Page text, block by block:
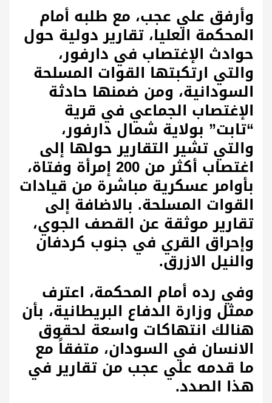
وأرفق علي عجب، مع طلبه أمام
المحكمة العليا، تقارير دولية حول
حوادث الإغتصاب في دارفور،
والتي ارتكبتها القوات المسلحة
السودانية، ومن ضمنها حادثة
الإغتصاب الجماعي في قرية
“تابت” بولاية شمال دارفور،
والتي تشير التقارير حولها إلى
اغتصاب أكثر من 200 إمرأة وفتاة،
بأوامر عسكرية مباشرة من قيادات
القوات المسلحة. بالاضافة إلى
تقارير موثقة عن القصف الجوي،
وإحراق القري في جنوب كردفان
والنيل الازرق.
وفي رده أمام المحكمة، اعترف
ممثل وزارة الدفاع البريطانية، بأن
هنالك انتهاكات واسعة لحقوق
الانسان في السودان، متفقاً مع
ما قدمه علي عجب من تقارير في
هذا الصدد.